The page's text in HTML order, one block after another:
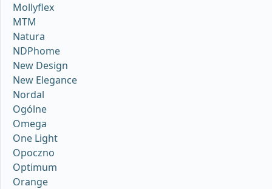
Mollyflex
MTM
Natura
NDPhome
New Design
New Elegance
Nordal
Ogólne
Omega
One Light
Opoczno
Optimum
Orange